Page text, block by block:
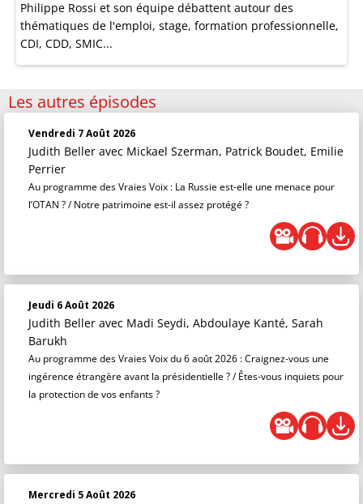
Philippe Rossi et son équipe débattent autour des
thématiques de l'emploi, stage, formation professionnelle,
CDI, CDD, SMIC...
Les autres épisodes
Vendredi 7 Août 2026
Judith Beller avec Mickael Szerman, Patrick Boudet, Emilie
Perrier
Au programme des Vraies Voix : La Russie est-elle une menace pour
l’OTAN ? / Notre patrimoine est-il assez protégé ?
Jeudi 6 Août 2026
Judith Beller avec Madi Seydi, Abdoulaye Kanté, Sarah
Barukh
Au programme des Vraies Voix du 6 août 2026 : Craignez-vous une
ingérence étrangère avant la présidentielle ? / Êtes-vous inquiets pour
la protection de vos enfants ?
Mercredi 5 Août 2026